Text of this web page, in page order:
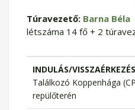
Túravezető: Barna Béla
létszáma 14 fő + 2
INDULÁS/VISSZAÉRKEZÉS
Találkozó Koppenhága
repülőterén